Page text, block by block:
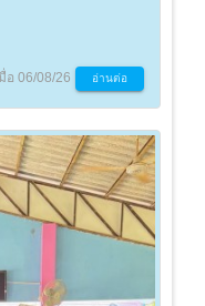
อ 06/08/26 อ่านต่อ